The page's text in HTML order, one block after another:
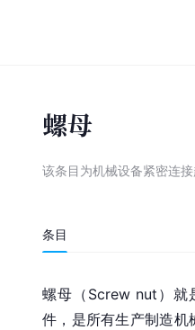
螺母
该条目为机械设备紧密连
条目
螺母（Screw nut）就
件，是所有生产制造